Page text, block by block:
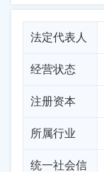
法定代表人
经营状态
注册资本
所属行业
统一社会信